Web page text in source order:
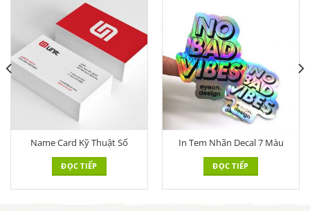
Name Card Kỹ Thuật Số
ĐỌC TIẾP
In Tem Nhãn Decal 7 Màu
ĐỌC TIẾP